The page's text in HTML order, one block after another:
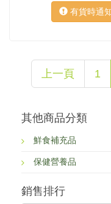
有貨時通
上一頁 1
其他商品分類
鮮食補充品
保健營養品
銷售排行